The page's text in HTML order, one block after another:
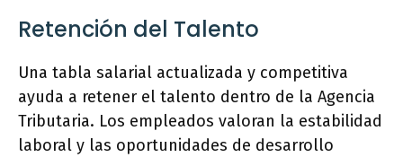
Retención del Talento
Una tabla salarial actualizada y competitiva
ayuda a retener el talento dentro de la Agencia
Tributaria. Los empleados valoran la estabilidad
laboral y las oportunidades de desarrollo